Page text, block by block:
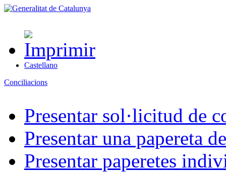
Castellano
Conciliacions
Presentar sol·licitud de
Presentar una papereta
Presentar paperetes